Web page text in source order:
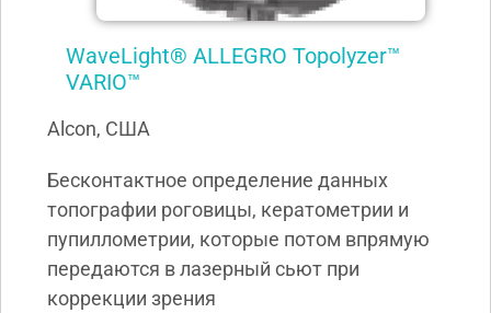
WaveLight® ALLEGRO Topolyzer™
VARIO™
Alcon, США
Бесконтактное определение данных
топографии роговицы, кератометрии и
пупиллометрии, которые потом впрямую
передаются в лазерный сьют при
коррекции зрения